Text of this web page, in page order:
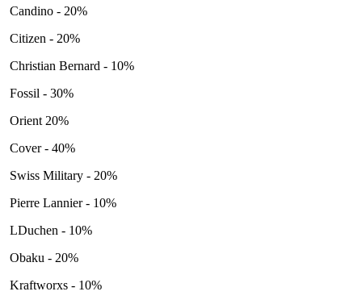
Candino - 20%
Citizen - 20%
Christian Bernard - 10%
Fossil - 30%
Orient 20%
Cover - 40%
Swiss Military - 20%
Pierre Lannier - 10%
LDuchen - 10%
Obaku - 20%
Kraftworxs - 10%